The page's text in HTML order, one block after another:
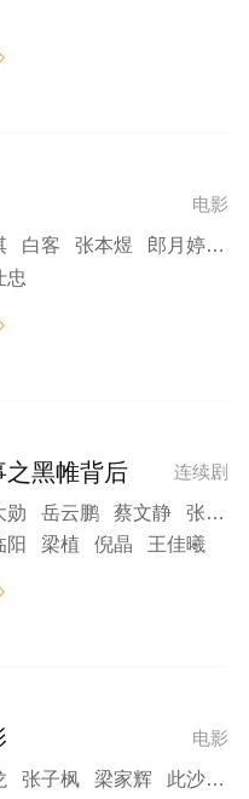
电影
本煜 郎月婷 邱天 茂涛 恬妞 袁祥仁 邵伟桐 吴佳尼 李相炫 张一心
忠
连续剧
之黑帷背后
鹏 蔡文静 张子贤 张俪 郎月婷 蒋诗萌 刘陆 闫楠 王小木 节冰 王雅婷
阳 梁植 倪晶 王佳曦
电影
梁家辉 此沙 文俊辉 周政杰 王紫逸 郎月婷 林秋楠 王振威 李哲坤